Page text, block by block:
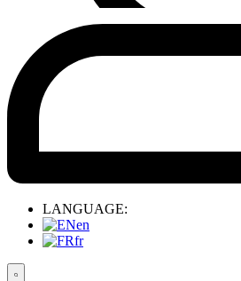
LANGUAGE:
en
fr